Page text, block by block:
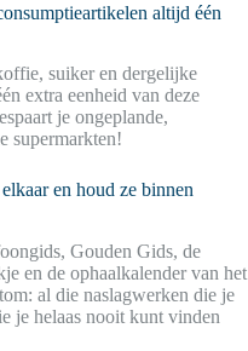
altijd één
suiker en dergelijke
extra eenheid van deze
je ongeplande,
supermarkten!
en houd ze binnen
Gouden Gids, de
en de ophaalkalender van het
al die naslagwerken die je
je helaas nooit kunt vinden